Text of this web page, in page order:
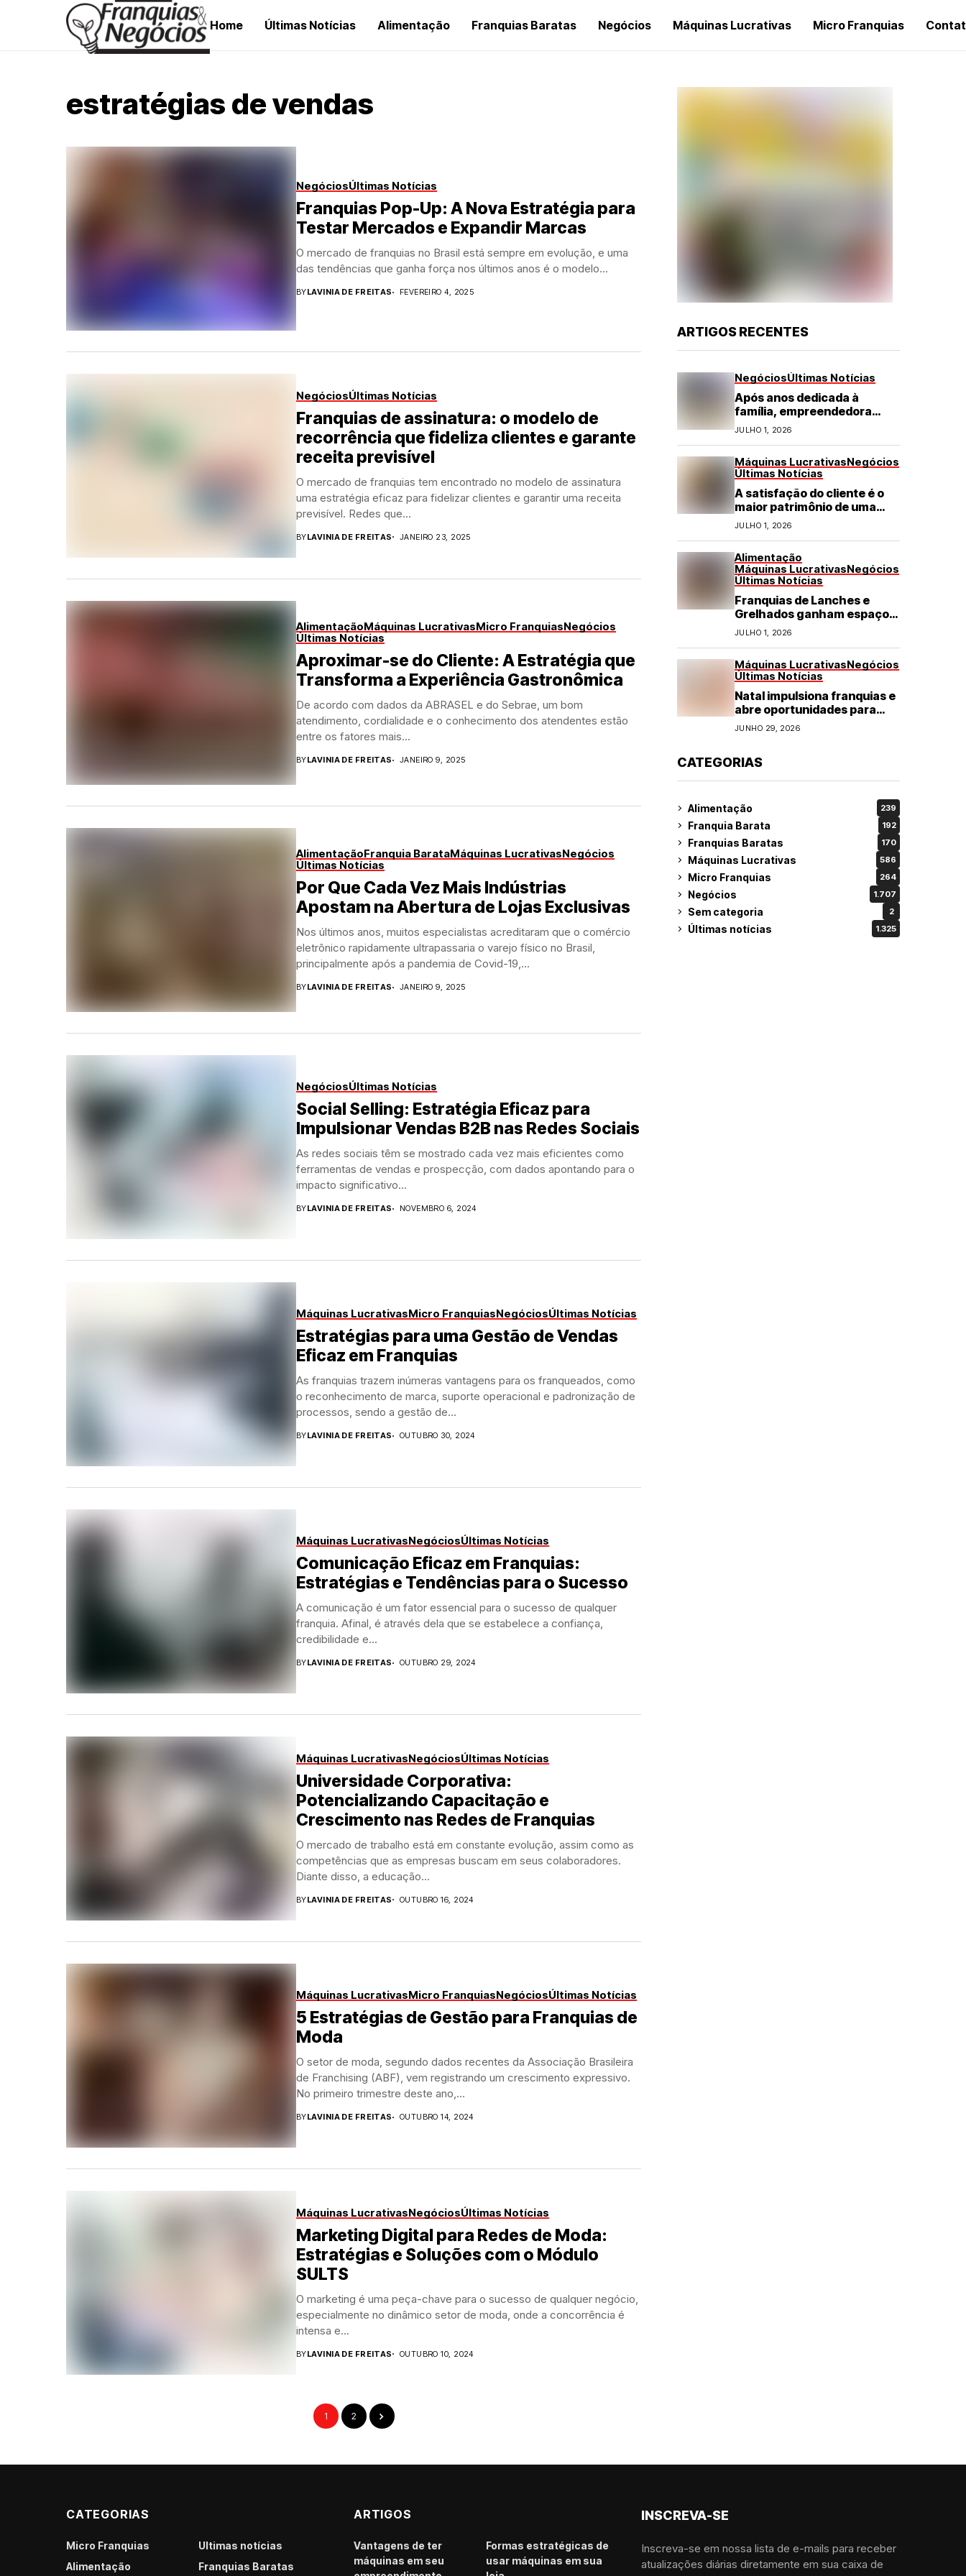
Home Últimas Notícias Alimentação Franquias Baratas Negócios Máquinas Lucrativas Micro Franquias
estratégias de vendas
NegóciosÚltimas Notícias
Franquias Pop-Up: A Nova Estratégia para
Testar Mercados e Expandir Marcas
O mercado de franquias no Brasil está sempre em evolução, e uma
das tendências que ganha força nos últimos anos é o modelo...
BYLAVINIA DE FREITAS FEVEREIRO 4, 2025
NegóciosÚltimas Notícias
Franquias de assinatura: o modelo de
recorrência que fideliza clientes e garante
receita previsível
O mercado de franquias tem encontrado no modelo de assinatura
uma estratégia eficaz para fidelizar clientes e garantir uma receita
previsível. Redes que...
BYLAVINIA DE FREITAS JANEIRO 23, 2025
AlimentaçãoMáquinas LucrativasMicro FranquiasNegócios
Últimas Notícias
Aproximar-se do Cliente: A Estratégia que
Transforma a Experiência Gastronômica
De acordo com dados da ABRASEL e do Sebrae, um bom
atendimento, cordialidade e o conhecimento dos atendentes estão
entre os fatores mais...
BYLAVINIA DE FREITAS JANEIRO 9, 2025
AlimentaçãoFranquia BarataMáquinas LucrativasNegócios
Últimas Notícias
Por Que Cada Vez Mais Indústrias
Apostam na Abertura de Lojas Exclusivas
Nos últimos anos, muitos especialistas acreditaram que o comércio
eletrônico rapidamente ultrapassaria o varejo físico no Brasil,
principalmente após a pandemia de Covid-19,...
BYLAVINIA DE FREITAS JANEIRO 9, 2025
NegóciosÚltimas Notícias
Social Selling: Estratégia Eficaz para
Impulsionar Vendas B2B nas Redes Sociais
As redes sociais têm se mostrado cada vez mais eficientes como
ferramentas de vendas e prospecção, com dados apontando para o
impacto significativo...
BYLAVINIA DE FREITAS NOVEMBRO 6, 2024
Máquinas LucrativasMicro FranquiasNegóciosÚltimas Notícias
Estratégias para uma Gestão de Vendas
Eficaz em Franquias
As franquias trazem inúmeras vantagens para os franqueados, como
o reconhecimento de marca, suporte operacional e padronização de
processos, sendo a gestão de...
BYLAVINIA DE FREITAS OUTUBRO 30, 2024
Máquinas LucrativasNegóciosÚltimas Notícias
Comunicação Eficaz em Franquias:
Estratégias e Tendências para o Sucesso
A comunicação é um fator essencial para o sucesso de qualquer
franquia. Afinal, é através dela que se estabelece a confiança,
credibilidade e...
BYLAVINIA DE FREITAS OUTUBRO 29, 2024
Máquinas LucrativasNegóciosÚltimas Notícias
Universidade Corporativa:
Potencializando Capacitação e
Crescimento nas Redes de Franquias
O mercado de trabalho está em constante evolução, assim como as
competências que as empresas buscam em seus colaboradores.
Diante disso, a educação...
BYLAVINIA DE FREITAS OUTUBRO 16, 2024
Máquinas LucrativasMicro FranquiasNegóciosÚltimas Notícias
5 Estratégias de Gestão para Franquias de
Moda
O setor de moda, segundo dados recentes da Associação Brasileira
de Franchising (ABF), vem registrando um crescimento expressivo.
No primeiro trimestre deste ano,...
BYLAVINIA DE FREITAS OUTUBRO 14, 2024
Máquinas LucrativasNegóciosÚltimas Notícias
Marketing Digital para Redes de Moda:
Estratégias e Soluções com o Módulo
SULTS
O marketing é uma peça-chave para o sucesso de qualquer negócio,
especialmente no dinâmico setor de moda, onde a concorrência é
intensa e...
BYLAVINIA DE FREITAS OUTUBRO 10, 2024
1 2
ARTIGOS RECENTES
NegóciosÚltimas Notícias
Após anos dedicada à
família, empreendedora
transforma franquia de
turismo em negócio de
JULHO 1, 2026
Máquinas LucrativasNegócios
Últimas Notícias
A satisfação do cliente é o
maior patrimônio de uma
franquia
JULHO 1, 2026
Alimentação
Máquinas LucrativasNegócios
Últimas Notícias
Franquias de Lanches e
Grelhados ganham espaço
com demanda por refeições
rápidas e de qualidade
JULHO 1, 2026
Máquinas LucrativasNegócios
Últimas Notícias
Natal impulsiona franquias e
abre oportunidades para
diversos segmentos do
JUNHO 29, 2026
CATEGORIAS
Alimentação 239
Franquia Barata 192
Franquias Baratas 170
Máquinas Lucrativas 586
Micro Franquias 264
Negócios 1.707
Sem categoria 2
Últimas notícias 1.325
CATEGORIAS
Micro Franquias
Últimas notícias
Alimentação
Franquias Baratas
ARTIGOS
Vantagens de ter
máquinas em seu
Formas estratégicas de
usar máquinas em sua
INSCREVA-SE
Inscreva-se em nossa lista de e-mails para receber
atualizações diárias diretamente em sua caixa de